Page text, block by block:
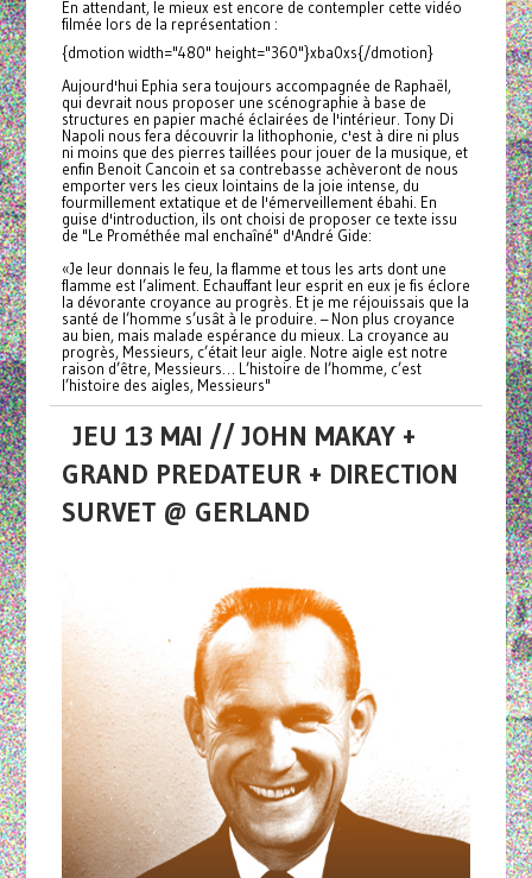
En attendant, le mieux est encore de contempler cette vidéo
filmée lors de la représentation :
{dmotion width="480" height="360"}xba0xs{/dmotion}
Aujourd'hui Ephia sera toujours accompagnée de Raphaël,
qui devrait nous proposer une scénographie à base de
structures en papier maché éclairées de l'intérieur. Tony Di
Napoli nous fera découvrir la lithophonie, c'est à dire ni plus
ni moins que des pierres taillées pour jouer de la musique, et
enfin Benoit Cancoin et sa contrebasse achèveront de nous
emporter vers les cieux lointains de la joie intense, du
fourmillement extatique et de l'émerveillement ébahi. En
guise d'introduction, ils ont choisi de proposer ce texte issu
de "Le Prométhée mal enchaîné" d'André Gide:
«Je leur donnais le feu, la flamme et tous les arts dont une
flamme est l’aliment. Echauffant leur esprit en eux je fis éclore
la dévorante croyance au progrès. Et je me réjouissais que la
santé de l’homme s’usât à le produire. – Non plus croyance
au bien, mais malade espérance du mieux. La croyance au
progrès, Messieurs, c’était leur aigle. Notre aigle est notre
raison d’être, Messieurs… L’histoire de l’homme, c’est
l’histoire des aigles, Messieurs"
JEU 13 MAI // JOHN MAKAY +
GRAND PREDATEUR + DIRECTION
SURVET @ GERLAND